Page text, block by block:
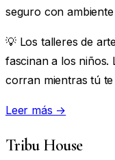
seguro con
💡 Los talleres de
fascinan a los niños.
corran mientras tú
Leer más →
Tribu House